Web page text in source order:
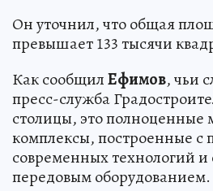
Он уточнил, что общая
превышает 133 тысячи
Как сообщилЕфимов, чьи
пресс-служба
столицы, это полноценные
комплексы, построенные
современных технологий
передовым оборудованием.